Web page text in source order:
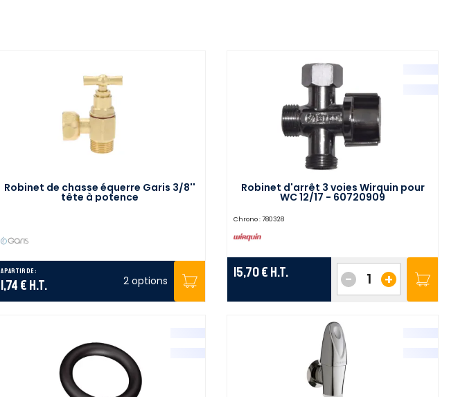
Robinet de chasse équerre Garis 3/8''
tête à potence
A partir de :
1,74 € H.T. 2 options
Robinet d'arrêt 3 voies Wirquin pour
WC 12/17 - 60720909
Chrono :780328
15,70 € H.T. +
-